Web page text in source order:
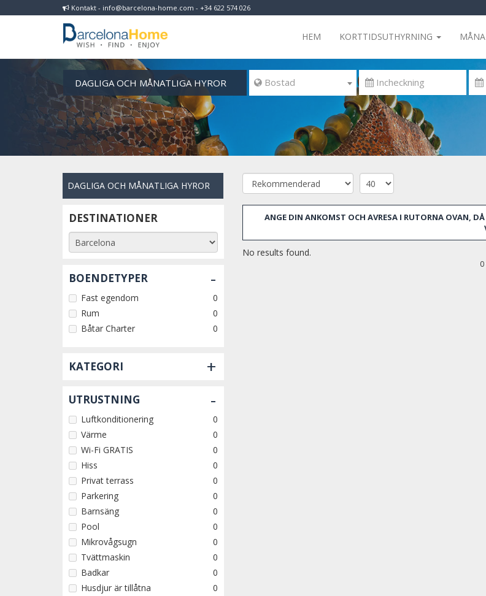
Kontakt - info@barcelona-home.com - +34 622 574 026
HEM KORTTIDSUTHYRNING
DAGLIGA OCH MÅNATLIGA HYROR  Bostad
DAGLIGA OCH MÅNATLIGA HYROR
DESTINATIONER
BOENDETYPER -
Fast egendom
0
Rum
0
Båtar Charter
0
KATEGORI +
UTRUSTNING -
Luftkonditionering
0
Värme
0
Wi-Fi GRATIS
0
Hiss
0
Privat terrass
0
Parkering
0
Barnsäng
0
Pool
0
Mikrovågsugn
0
Tvättmaskin
0
Badkar
0
Husdjur är tillåtna
0
ANGE DIN ANKOMST OCH AVRESA I RUTORNA OVAN,
No results found.